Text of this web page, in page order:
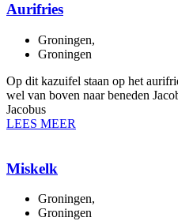
Aurifries
Groningen,
Groningen
Op dit kazuifel staan op het
wel van boven naar beneden
Jacobus
LEES MEER
Miskelk
Groningen,
Groningen